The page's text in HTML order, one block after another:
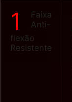
1
Faixa
Anti-
flexão
Resistente